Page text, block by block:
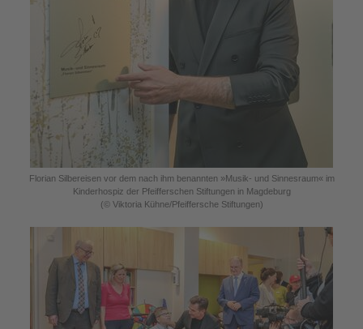
Florian Silbereisen vor dem nach ihm benannten »Musik- und Sinnesraum« im
Kinderhospiz der Pfeifferschen Stiftungen in Magdeburg
(© Viktoria Kühne/Pfeiffersche Stiftungen)